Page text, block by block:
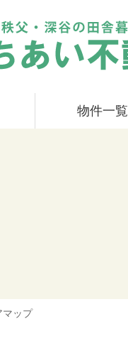
動産物件一覧
マップ